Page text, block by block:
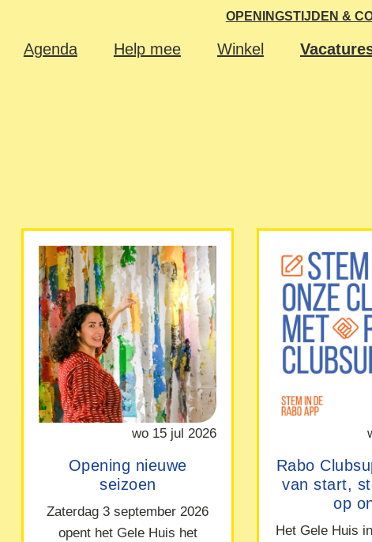
OPENINGSTIJDEN &
Agenda Help mee Winkel
wo 15 jul 2026
Opening nieuwe
seizoen
Zaterdag 3 september 2026
opent het Gele Huis het
Rabo
van start,
op
Het Gele Huis